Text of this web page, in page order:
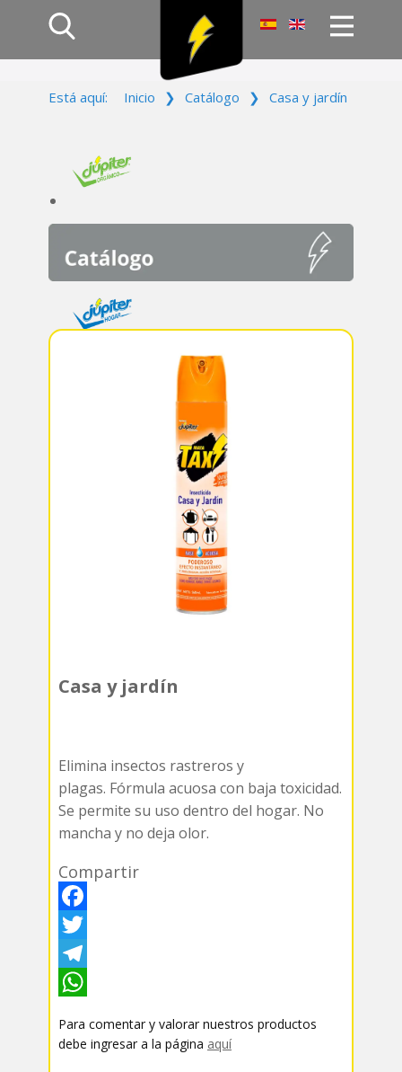
Productos
Campañas
Está aquí: Inicio ❯ Catálogo ❯ Casa y jardín
Casa y jardín
Elimina insectos rastreros y
plagas. Fórmula acuosa con baja toxicidad.
Se permite su uso dentro del hogar. No
mancha y no deja olor.
Compartir
F
a
c
b
T
w
t
T
lh
Para comentar y valorar nuestros productos
debe ingresar a la página aquí